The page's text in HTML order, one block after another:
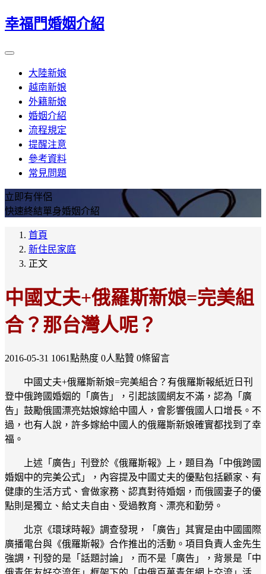
幸福門婚姻介紹
大陸新娘
越南新娘
外籍新娘
婚姻介紹
流程規定
提醒注意
參考資料
常見問題
立即有伴侶
快速終結單身婚姻介紹
首頁
新住民家庭
正文
中國丈夫+俄羅斯新娘=完美組
合？那台灣人呢？
2016-05-31 1061點熱度 0人點贊 0條留言
中國丈夫+俄羅斯新娘=完美組合？有俄羅斯報紙近日刊
登中俄跨國婚姻的「廣告」，引起該國網友不滿，認為「廣
告」鼓勵俄國漂亮姑娘嫁給中國人，會影響俄國人口增長。不
過，也有人說，許多嫁給中國人的俄羅斯新娘確實都找到了幸
福。
上述「廣告」刊登於《俄羅斯報》上，題目為「中俄跨國
婚姻中的完美公式」，內容提及中國丈夫的優點包括顧家、有
健康的生活方式、會做家務、認真對待婚姻，而俄國妻子的優
點則是獨立、給丈夫自由、受過教育、漂亮和勤勞。
北京《環球時報》調查發現，「廣告」其實是由中國國際
廣播電台與《俄羅斯報》合作推出的活動。項目負責人金先生
強調，刊發的是「話題討論」，而不是「廣告」，背景是「中